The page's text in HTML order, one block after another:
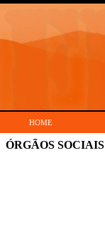
HOME
ÓRGÃOS SOCIAIS